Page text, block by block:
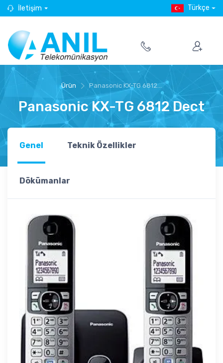
İletişim Türkçe
Ürün Panasonic KX-TG 6812...
Panasonic KX-TG 6812 Dect
Genel Teknik Özellikler
Dökümanlar